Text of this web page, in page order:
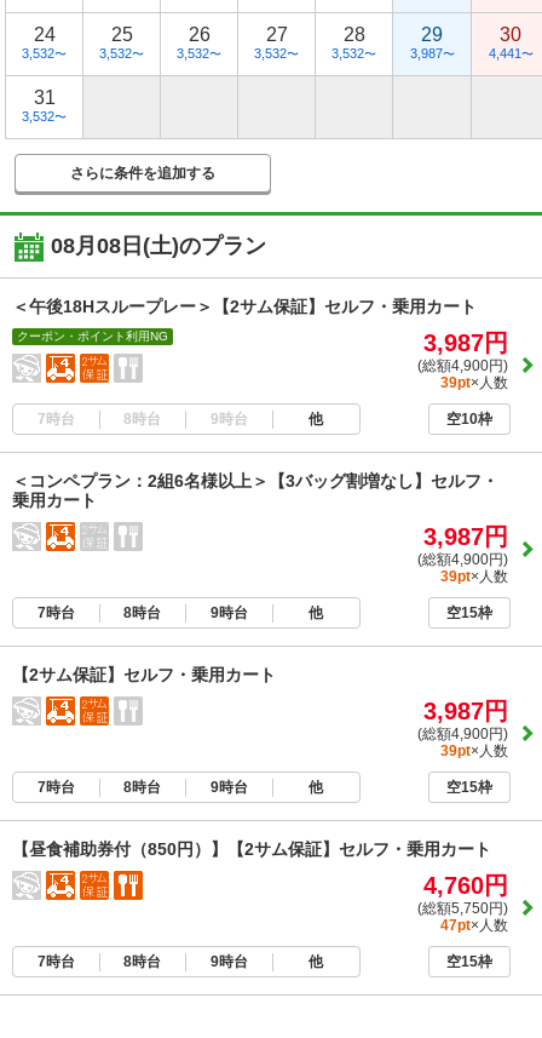
24
3,532〜
25
3,532〜
26
3,532〜
27
3,532〜
28
3,532〜
29
3,987〜
30
4,441〜
31
3,532〜
さらに条件を追加する
08月08日(土)のプラン
＜午後18Hスループレー＞【2サム保証】セルフ・乗用カート
クーポン・ポイント利用NG 3,987円
(総額4,900円)
39pt×人数
7時台 8時台 9時台 他 空10枠
＜コンペプラン：2組6名様以上＞【3バッグ割増なし】セルフ・
乗用カート
3,987円
(総額4,900円)
39pt×人数
7時台 8時台 9時台 他 空15枠
【2サム保証】セルフ・乗用カート
3,987円
(総額4,900円)
39pt×人数
7時台 8時台 9時台 他 空15枠
【昼食補助券付（850円）】【2サム保証】セルフ・乗用カート
4,760円
(総額5,750円)
47pt×人数
7時台 8時台 9時台 他 空15枠